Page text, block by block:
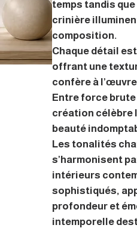
temps tandis
crinière
composition.
Chaque détail
offrant une
confère à
Entre force
création célèbre
beauté
Les tonalités
s’harmonisent
intérieurs
sophistiqués,
profondeur et
intemporelle